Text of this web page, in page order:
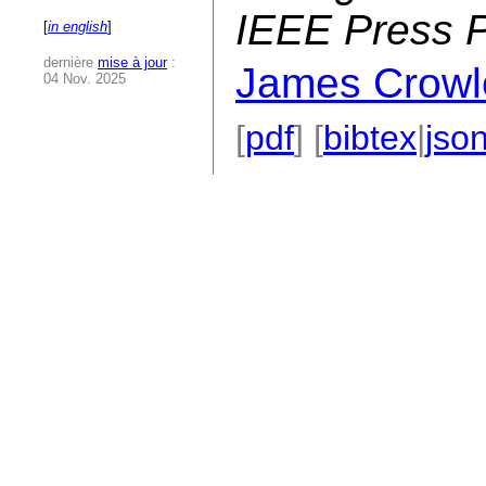
[in english]
dernière mise à jour:
04 Nov. 2025
IEEE Press
James
[pdf] [bibtex|